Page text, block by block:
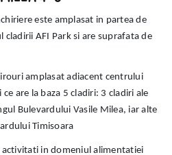
este amplasat in partea de
AFI Park si are suprafata de
amplasat adiacent centrului
are la baza 5 cladiri: 3 cladiri ale
Bulevardului Vasile Milea, iar alte
Timisoara
in domeniul alimentatiei